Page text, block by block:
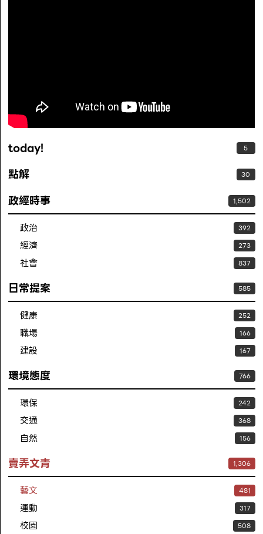
today! 5
點解 30
政經時事 1,502
政治 392
經濟 273
社會 837
日常提案 585
健康 252
職場 166
建設 167
環境態度 766
環保 242
交通 368
自然 156
賣弄文青 1,306
藝文 481
運動 317
校園 508